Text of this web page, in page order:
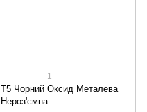
1
Т5 Чорний Оксид Металева
Нероз'ємна